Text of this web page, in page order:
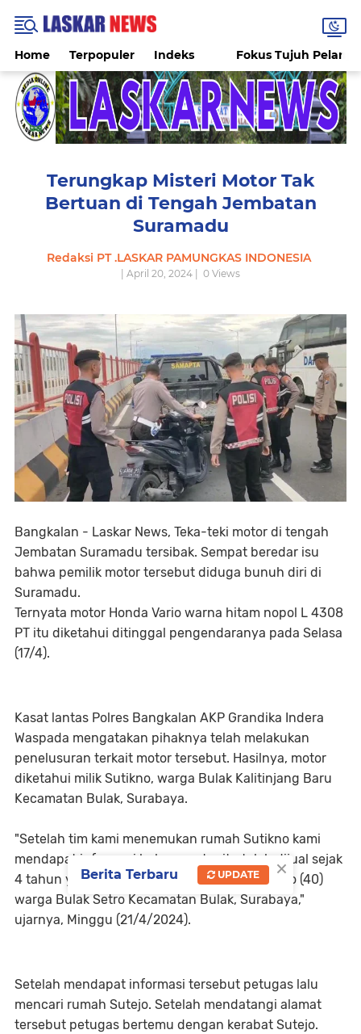
Home Terpopuler Indeks Fokus Tujuh
Terungkap Misteri Motor Tak
Bertuan di Tengah Jembatan
Suramadu
Redaksi PT .LASKAR PAMUNGKAS INDONESIA
| April 20, 2024 | 0 Views
Bangkalan - Laskar News, Teka-teki motor di tengah
Jembatan Suramadu tersibak. Sempat beredar isu
bahwa pemilik motor tersebut diduga bunuh diri di
Suramadu.
Ternyata motor Honda Vario warna hitam nopol L 4308
PT itu diketahui ditinggal pengendaranya pada Selasa
(17/4).
Kasat lantas Polres Bangkalan AKP Grandika Indera
Waspada mengatakan pihaknya telah melakukan
penelusuran terkait motor tersebut. Hasilnya, motor
diketahui milik Sutikno, warga Bulak Kalitinjang Baru
Kecamatan Bulak, Surabaya.
"Setelah tim kami menemukan rumah Sutikno kami
mendapat informasi bahwa motor itu telah dijual sejak
4 tahun yang lalu pada temannya yakni Sutejo (40)
warga Bulak Setro Kecamatan Bulak, Surabaya,"
ujarnya, Minggu (21/4/2024).
Setelah mendapat informasi tersebut petugas lalu
mencari rumah Sutejo. Setelah mendatangi alamat
tersebut petugas bertemu dengan kerabat Sutejo.
×
Berita Terbaru UPDATE